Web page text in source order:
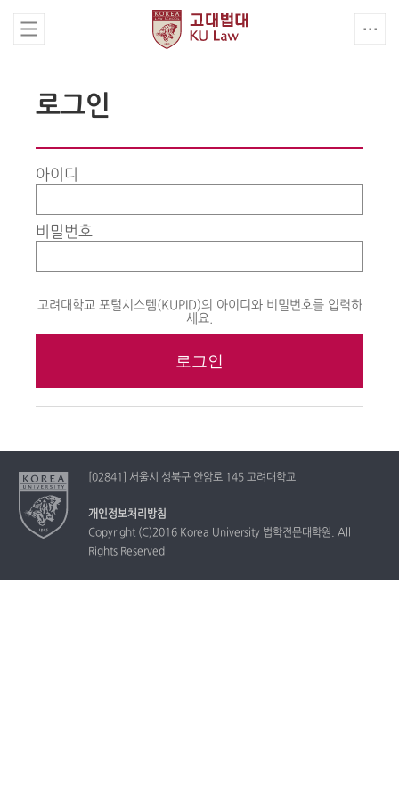
로그인
아이디
비밀번호
고려대학교 포털시스템(KUPID)의 아이디와 비밀번호를 입력하
세요.
[02841] 서울시 성북구 안암로 145 고려대학교
개인정보처리방침
Copyright (C)2016 Korea University 법학전문대학원. All
Rights Reserved